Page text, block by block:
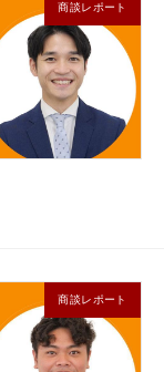
商談レポート
商談レポート